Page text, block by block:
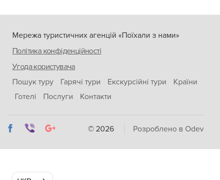
Мережа туристичних агенцій «Поїхали з нами»
Політика конфіденційності
Угода користувача
Пошук туру
Гарячі тури Екскурсійні тури
Країни
Готелі
Послуги Контакти
© 2026 Розроблено в Odev